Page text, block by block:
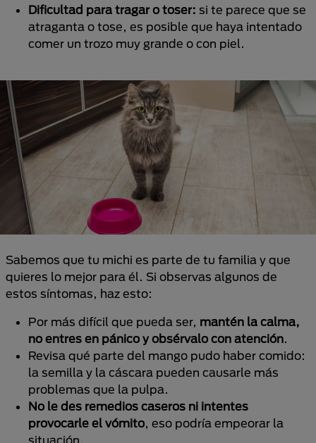
Dificultad para tragar o toser: si te parece que se
atraganta o tose, es posible que haya intentado
comer un trozo muy grande o con piel.
Sabemos que tu michi es parte de tu familia y que
quieres lo mejor para él. Si observas algunos de
estos síntomas, haz esto:
Por más difícil que pueda ser, mantén la calma,
no entres en pánico y obsérvalo con atención.
Revisa qué parte del mango pudo haber comido:
la semilla y la cáscara pueden causarle más
problemas que la pulpa.
No le des remedios caseros ni intentes
provocarle el vómito, eso podría empeorar la
situación.